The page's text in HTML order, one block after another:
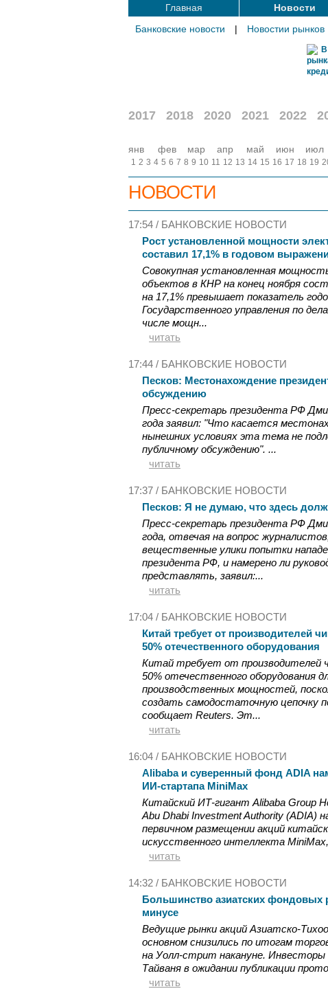
Главная Новости
Банковские новости
| Новостии рынков
2017 2018 2020 2021 2022
янв фев мар апр май июн июл
1 2 3 4 5 6 7 8 9 10 11 12 13 14 15 16 17 18 19
НОВОСТИ
17:54 / БАНКОВСКИЕ НОВОСТИ
Рост установленной мощности
составил 17,1% в годовом
Совокупная установленная
объектов в КНР на конец ноября
на 17,1% превышает показатель
Государственного управления по
числе мощн...
читать
17:44 / БАНКОВСКИЕ НОВОСТИ
Песков: Местонахождение
обсуждению
Пресс-секретарь президента РФ
года заявил: "Что касается
нынешних условиях эта тема не
публичному обсуждению". ...
читать
17:37 / БАНКОВСКИЕ НОВОСТИ
Песков: Я не думаю, что здесь
Пресс-секретарь президента РФ
года, отвечая на вопрос
вещественные улики попытки
президента РФ, и намерено ли
представлять, заявил:...
читать
17:04 / БАНКОВСКИЕ НОВОСТИ
Китай требует от производителей
50% отечественного оборудования
Китай требует от производителей
50% отечественного оборудования
производственных мощностей,
создать самодостаточную цепочку
сообщает Reuters. Эт...
читать
16:04 / БАНКОВСКИЕ НОВОСТИ
Alibaba и суверенный фонд ADIA
ИИ-стартапа MiniMax
Китайский ИТ-гигант Alibaba Group
Abu Dhabi Investment Authority (ADIA)
первичном размещении акций
искусственного интеллекта
читать
14:32 / БАНКОВСКИЕ НОВОСТИ
Большинство азиатских фондовых
минусе
Ведущие рынки акций Азиатско-
основном снизились по итогам
на Уолл-стрит накануне. Инвесторы
Тайваня в ожидании публикации
читать